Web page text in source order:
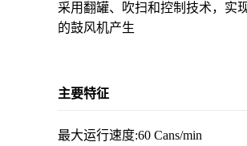
采用翻罐、吹扫和控制技术，实
的鼓风机产生
主要特征
最大运行速度:60 Cans/min